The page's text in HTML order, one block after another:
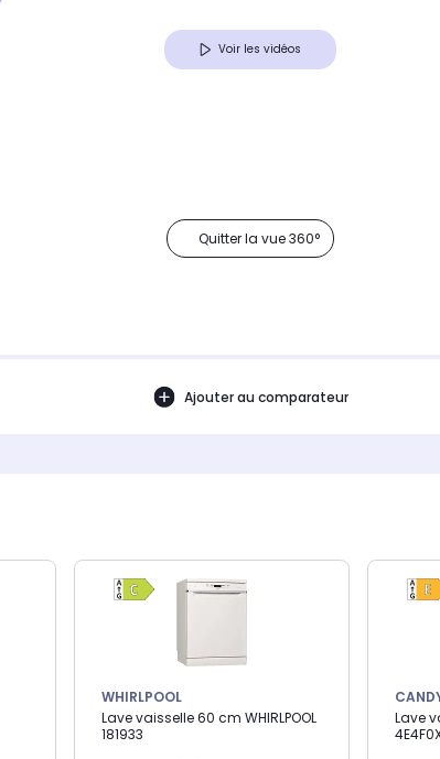
Voir les vidéos
Quitter la vue 360°
Ajouter au comparateur
WHIRLPOOL
Lave vaisselle 60 cm WHIRLPOOL
181933
Lave